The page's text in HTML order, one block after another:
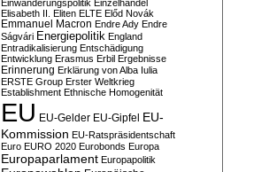
Einwanderungspolitik Einzelhandel
Elisabeth II. Eliten ELTE Előd Novák
Emmanuel Macron Endre Ady Endre
Ságvári Energiepolitik England
Entradikalisierung Entschädigung
Entwicklung Erasmus Erbil Ergebnisse
Erinnerung Erklärung von Alba Iulia
ERSTE Group Erster Weltkrieg
Establishment Ethnische Homogenität
EU EU-Gelder EU-Gipfel EU-
Kommission EU-Ratspräsidentschaft
Euro EURO 2020 Eurobonds Europa
Europaparlament Europapolitik